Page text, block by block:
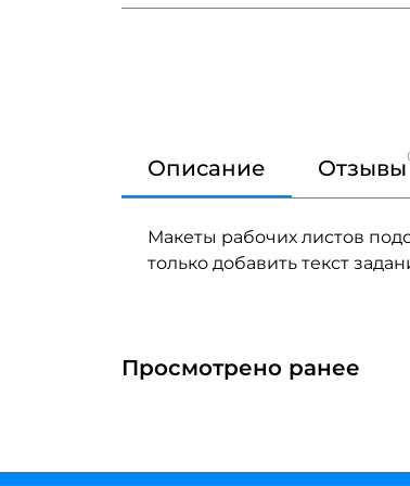
Описание Отзывы
Макеты рабочих листов
только добавить текст
Просмотрено ранее